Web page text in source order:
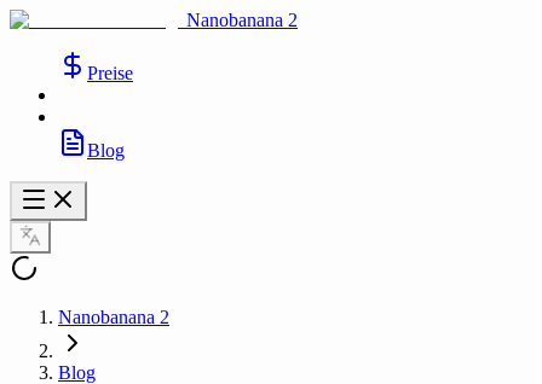
Nanobanana 2
Preise
Blog
Nanobanana 2
Blog